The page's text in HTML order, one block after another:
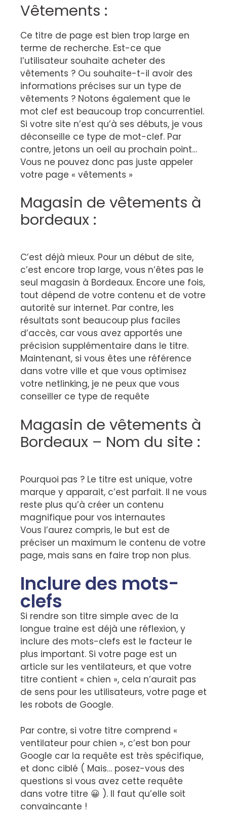
Vêtements :
Ce titre de page est bien trop large en
terme de recherche. Est-ce que
l’utilisateur souhaite acheter des
vêtements ? Ou souhaite-t-il avoir des
informations précises sur un type de
vêtements ? Notons également que le
mot clef est beaucoup trop concurrentiel.
Si votre site n’est qu’à ses débuts, je vous
déconseille ce type de mot-clef. Par
contre, jetons un oeil au prochain point…
Vous ne pouvez donc pas juste appeler
votre page « vêtements »
Magasin de vêtements à
bordeaux :
C’est déjà mieux. Pour un début de site,
c’est encore trop large, vous n’êtes pas le
seul magasin à Bordeaux. Encore une fois,
tout dépend de votre contenu et de votre
autorité sur internet. Par contre, les
résultats sont beaucoup plus faciles
d’accès, car vous avez apportés une
précision supplémentaire dans le titre.
Maintenant, si vous êtes une référence
dans votre ville et que vous optimisez
votre netlinking, je ne peux que vous
conseiller ce type de requête
Magasin de vêtements à
Bordeaux – Nom du site :
Pourquoi pas ? Le titre est unique, votre
marque y apparait, c’est parfait. Il ne vous
reste plus qu’à créer un contenu
magnifique pour vos internautes
Vous l’aurez compris, le but est de
préciser un maximum le contenu de votre
page, mais sans en faire trop non plus.
Inclure des mots-
clefs
Si rendre son titre simple avec de la
longue traine est déjà une réflexion, y
inclure des mots-clefs est le facteur le
plus important. Si votre page est un
article sur les ventilateurs, et que votre
titre contient « chien », cela n’aurait pas
de sens pour les utilisateurs, votre page et
les robots de Google.
Par contre, si votre titre comprend «
ventilateur pour chien », c’est bon pour
Google car la requête est très spécifique,
et donc ciblé ( Mais… posez-vous des
questions si vous avez cette requête
dans votre titre 😀 ). Il faut qu’elle soit
convaincante !